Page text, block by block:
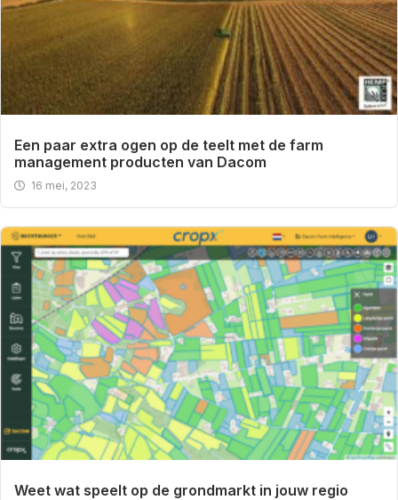
Een paar extra ogen op de teelt met de farm
management producten van Dacom
16 mei, 2023
Weet wat speelt op de grondmarkt in jouw regio